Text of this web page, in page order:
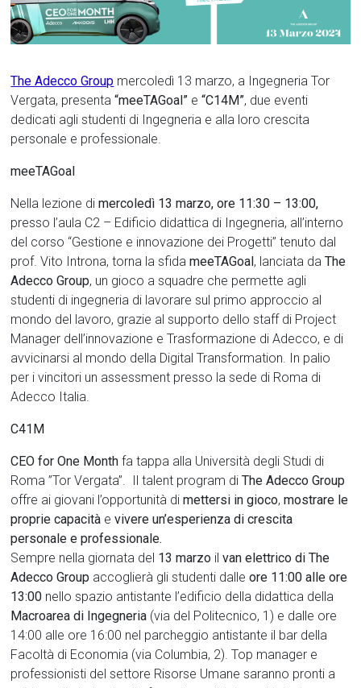
The Adecco Group mercoledì 13 marzo, a Ingegneria Tor
Vergata, presenta“meeTAGoal” e“C14M”, due eventi
dedicati agli studenti di Ingegneria e alla loro crescita
personale e professionale.
meeTAGoal
Nella lezione dimercoledì 13 marzo, ore 11:30 – 13:00,
presso l’aula C2 – Edificio didattica di Ingegneria, all’interno
del corso “Gestione e innovazione dei Progetti” tenuto dal
prof. Vito Introna, torna la sfidameeTAGoal , lanciata daThe
Adecco Group, un gioco a squadre che permette agli
studenti di ingegneria di lavorare sul primo approccio al
mondo del lavoro, grazie al supporto dello staff di Project
Manager dell’innovazione e Trasformazione di Adecco, e di
avvicinarsi al mondo della Digital Transformation. In palio
per i vincitori un assessment presso la sede di Roma di
Adecco Italia.
C41M
CEO for One Monthfa tappa alla Università degli Studi di
Roma ”Tor Vergata”. Il talent program diThe Adecco Group
offre ai giovani l’opportunità dimettersi in gioco,mostrare le
proprie capacità evivere un’esperienza di crescita
personale e professionale.
Sempre nella giornata del 13 marzo ilvan elettrico di The
Adecco Group accoglierà gli studenti dalleore 11:00 alle ore
13:00 nello spazio antistante l’edificio della didattica della
Macroarea di Ingegneria (via del Politecnico, 1) e dalle ore
14:00 alle ore 16:00 nel parcheggio antistante il bar della
Facoltà di Economia (via Columbia, 2). Top manager e
professionisti del settore Risorse Umane saranno pronti a